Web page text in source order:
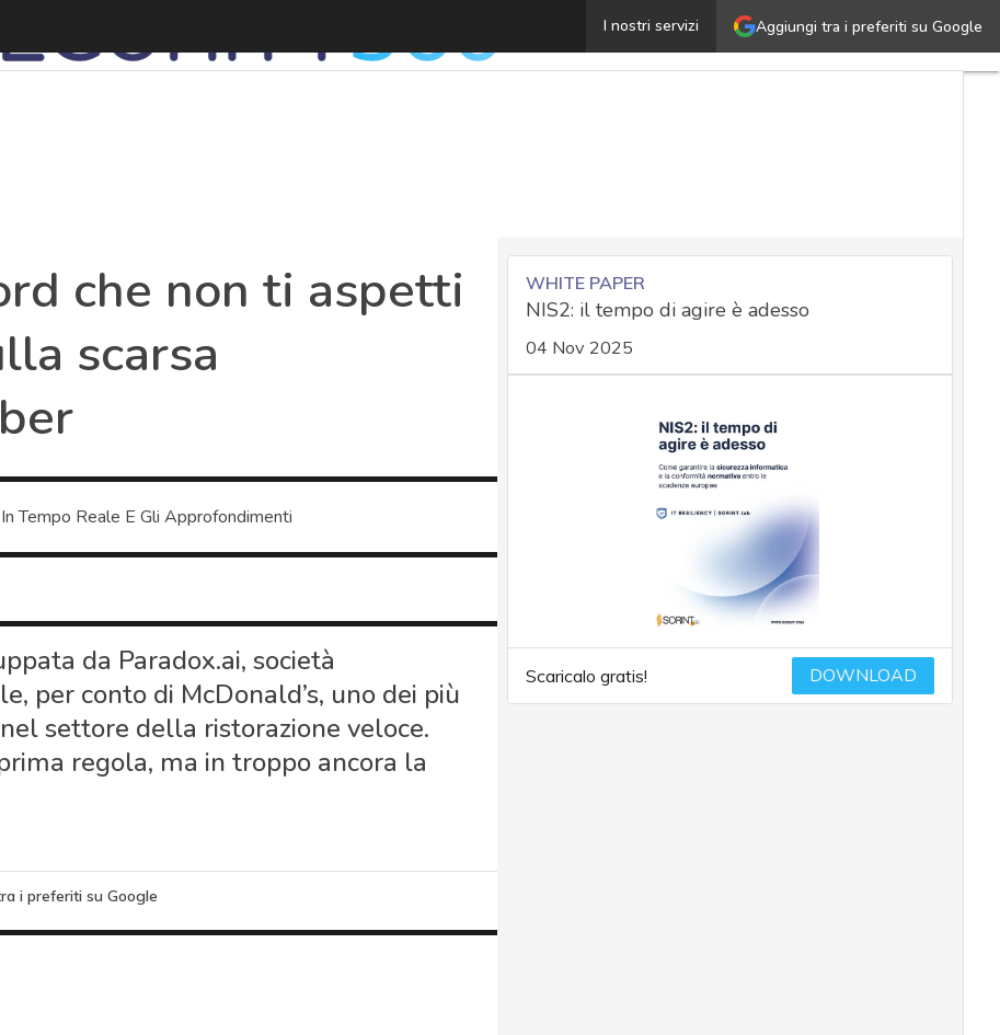
Aggiungi tra i preferiti su Google
I nostri servizi
123456, la password che non ti aspetti e che dice
che non ti aspetti
scarsa
Tempo Reale E Gli Approfondimenti
da Paradox.ai, società
per conto di McDonald’s, uno dei più
settore della ristorazione veloce.
regola, ma in troppo ancora la
i preferiti su Google
WHITE PAPER
NIS2: il tempo di agire è adesso
04 Nov 2025
Scaricalo gratis! DOWNLOAD